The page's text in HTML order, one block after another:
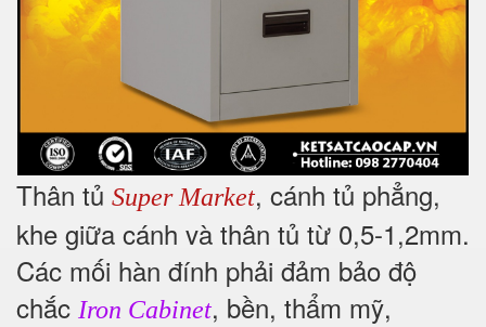
Thân tủ Super Market, cánh tủ phẳng,
khe giữa cánh và thân tủ từ 0,5-1,2mm.
Các mối hàn đính phải đảm bảo độ
chắc Iron Cabinet, bền, thẩm mỹ,